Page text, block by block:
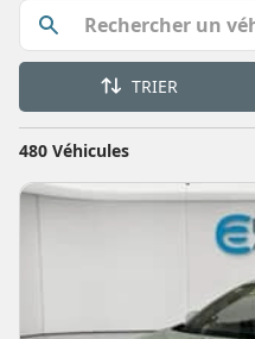
TRIER
480 Véhicules